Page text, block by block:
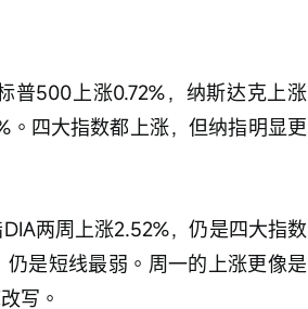
普500上涨0.72%，纳斯达克上涨
。四大指数都上涨，但纳指明显更
两周上涨2.52%，仍是四大指数
是短线最弱。周一的上涨更像是
写。